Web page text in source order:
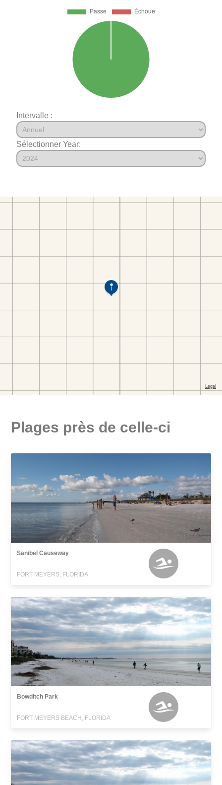
Intervalle :
Sélectionner Year:
Plages près de celle-ci
Sanibel Causeway
FORT MEYERS, FLORIDA
Bowditch Park
FORT MEYERS BEACH, FLORIDA